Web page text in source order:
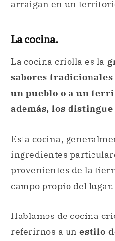
arraigan en un
La cocina.
La cocina criolla es la
sabores
un pueblo o a un
además, los distingue
Esta cocina,
ingredientes
provenientes de la
campo propio del lugar.
Hablamos de cocina
referirnos a un estilo